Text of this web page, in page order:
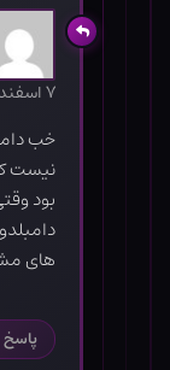
۷ اسفند ۹۹ در ۴:۰۸ ب٫ظ
خب
نیست
بود
های
پاسخ